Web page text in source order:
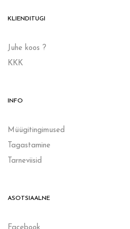
KLIENDITUGI
Juhe koos ?
KKK
INFO
Müügitingimused
Tagastamine
Tarneviisid
ASOTSIAALNE